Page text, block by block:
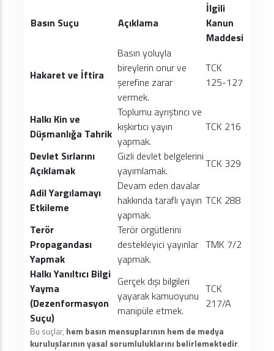
Basın Suçu Açıklama
İlgili
Kanun
Maddesi
Hakaret ve İftira
Basın yoluyla
bireylerin onur ve
şerefine zarar
vermek.
TCK
125-127
Halkı Kin ve
Düşmanlığa Tahrik
Toplumu ayrıştırıcı ve
kışkırtıcı yayın
yapmak.
TCK 216
Devlet Sırlarını
Açıklamak
Gizli devlet belgelerini
yayımlamak.
TCK 329
Adil Yargılamayı
Etkileme
Devam eden davalar
hakkında taraflı yayın
yapmak.
TCK 288
Terör
Propagandası
Yapmak
Terör örgütlerini
destekleyici yayınlar
yapmak.
TMK 7/2
Halkı Yanıltıcı Bilgi
Yayma
(Dezenformasyon
Suçu)
Gerçek dışı bilgileri
yayarak kamuoyunu
manipüle etmek.
TCK
217/A
Bu suçlar, hem basın mensuplarının hem de medya
kuruluşlarının yasal sorumluluklarını belirlemektedir.